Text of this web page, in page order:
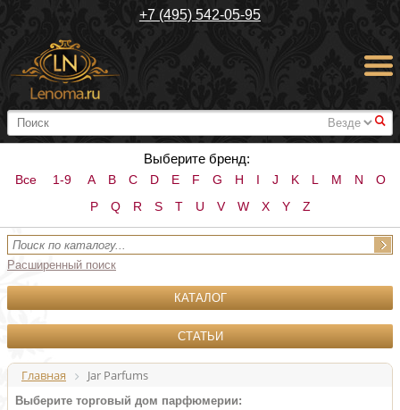
+7 (495) 542-05-95
#
Выберите бренд:
Все 1-9 A B C D E F G H I J K L M N
O
P
Q R S T U V W X Y Z
Расширенный поиск
КАТАЛОГ
СТАТЬИ
Главная Jar Parfums
Выберите торговый дом парфюмерии: